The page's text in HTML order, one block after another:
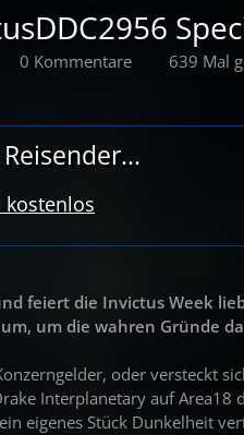
0 Kommentare 639 Mal
feiert die Invictus Week
um die wahren Gründe
oder versteckt
Interplanetary auf Area18
eigenes Stück Dunkelheit